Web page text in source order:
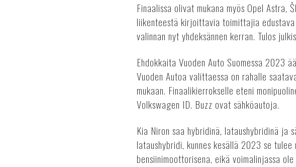
Finaalissa olivat mukana myös Opel
liikenteestä kirjoittavia toimittajia
valinnan nyt yhdeksännen kerran. Tulos
Ehdokkaita Vuoden Auto Suomessa 2023
Vuoden Autoa valittaessa on rahalle
mukaan. Finaalikierrokselle eteni
Volkswagen ID. Buzz ovat sähköautoja.
Kia Niron saa hybridinä, lataushybridinä
lataushybridi, kunnes kesällä 2023 se
bensiinimoottorisena, eikä voimalinjassa